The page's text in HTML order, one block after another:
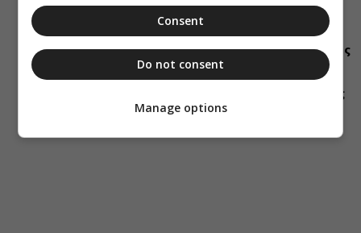
21:11
Αιμιλιανός
Σιμωνοπετρίτης:
είναι λάθος
στην κρίση της
Consent
Do not consent
Manage options